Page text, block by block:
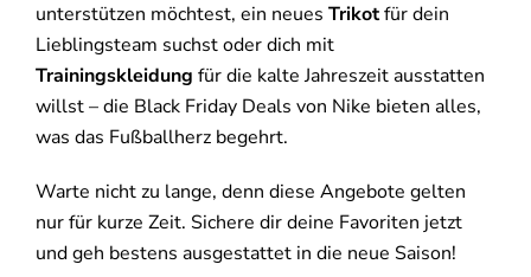
unterstützen möchtest, ein neues Trikotfür dein
Lieblingsteam suchst oder dich mit
Trainingskleidung für die kalte Jahreszeit ausstatten
willst – die Black Friday Deals von Nike bieten alles,
was das Fußballherz begehrt.
Warte nicht zu lange, denn diese Angebote gelten
nur für kurze Zeit. Sichere dir deine Favoriten jetzt
und geh bestens ausgestattet in die neue Saison!